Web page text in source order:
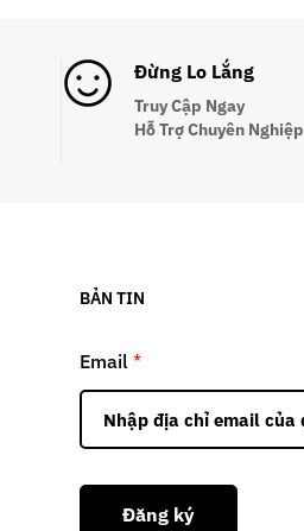
Đừng Lo Lắng
Truy Cập Ngay
Hỗ Trợ Chuyên Nghiệp
BẢN TIN
Email *
Đăng ký